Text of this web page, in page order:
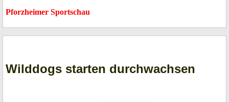
Pforzheimer Sportschau
Wilddogs starten durchwachsen